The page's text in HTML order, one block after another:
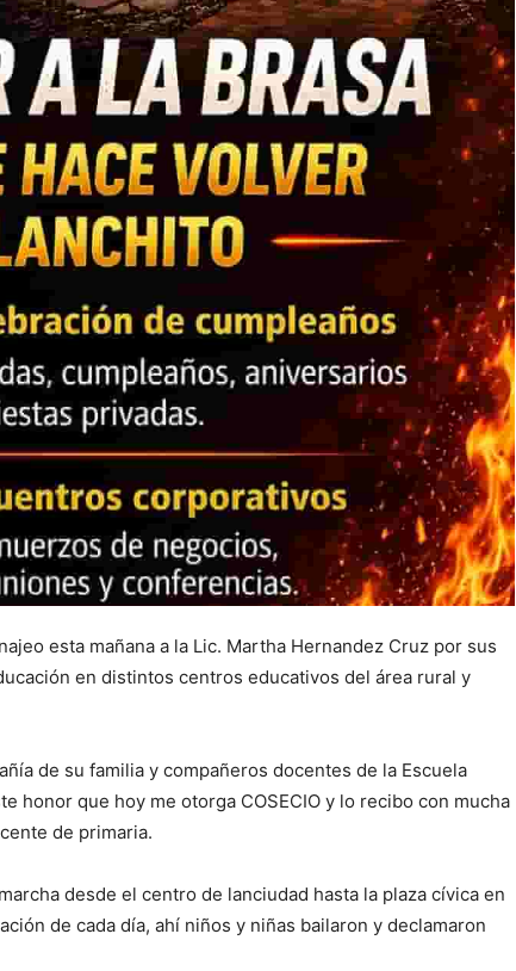
esta mañana a la Lic. Martha Hernandez Cruz por sus
en distintos centros educativos del área rural y
de su familia y compañeros docentes de la Escuela
honor que hoy me otorga COSECIO y lo recibo con mucha
de primaria.
desde el centro de lanciudad hasta la plaza cívica en
de cada día, ahí niños y niñas bailaron y declamaron